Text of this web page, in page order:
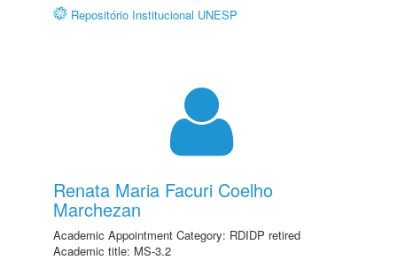
Repositório Institucional UNESP
Renata Maria Facuri Coelho
Marchezan
Academic Appointment Category: RDIDP retired
Academic title: MS-3.2